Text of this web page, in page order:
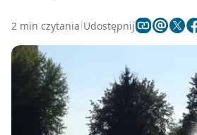
2 min czytania Udostępnij